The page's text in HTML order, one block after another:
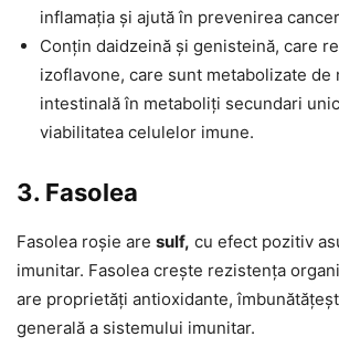
inflamația și ajută în prevenirea
Conțin daidzeină și genisteină, care
izoflavone, care sunt metabolizate de
intestinală în metaboliți secundari
viabilitatea celulelor imune.
3. Fasolea
Fasolea roșie are sulf, cu efect pozitiv
imunitar. Fasolea crește rezistența
are proprietăți antioxidante,
generală a sistemului imunitar.